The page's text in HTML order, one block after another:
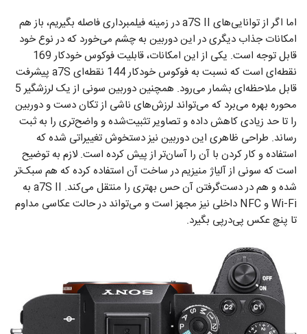
اما اگر از توانایی‌های a7S II در زمینه فیلمبرداری فاصله بگیریم، باز هم
امکانات جذاب دیگری در این دوربین به چشم می‌خورد که در نوع خود
قابل توجه است. یکی از این امکانات، قابلیت فوکوس خودکار 169
نقطه‌ای است که نسبت به فوکوس خودکار 144 نقطه‌ای a7S پیشرفت
قابل ملاحظه‌ای بشمار می‌رود. همچنین دوربین سونی از یک لرزشگیر 5
محوره بهره می‌برد که می‌تواند لرزش‌های ناشی از تکان دست و دوربین
را تا حد زیادی کاهش داده و تصاویر تثبیت‌شده و واضح‌تری را به ثبت
رساند. طراحی ظاهری این دوربین نیز دستخوش تغییراتی‌ شده که
استفاده و کار کردن با آن را آسان‌تر از پیش کرده است. لازم به توضیح
است که سونی از آلیاژ منیزیم در ساخت آن استفاده کرده که هم سبک‌تر
شده و هم در دست‌گرفتن آن حس بهتری را منتقل می‌کند. a7S II به
Wi-Fi و NFC داخلی نیز مجهز است و می‌تواند در حالت عکاسی مداوم
تا پنچ عکس پی‌در‌پی بگیرد.